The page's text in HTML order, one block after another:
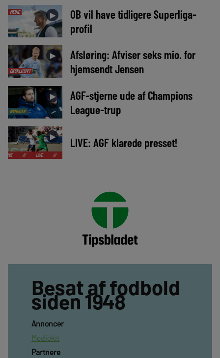
MEDIE ►
OB vil have tidligere Superliga-
profil
EKSKLUSIVT
►
Afsløring: Afviser seks mio. for
hjemsendt Jensen
NYHEDER
►
AGF-stjerne ude af Champions
League-trup
►
LIVE LIVE
LIVE: AGF klarede presset!
Besat af fodbold
siden 1948
Annoncer
Mediekit
Partnere